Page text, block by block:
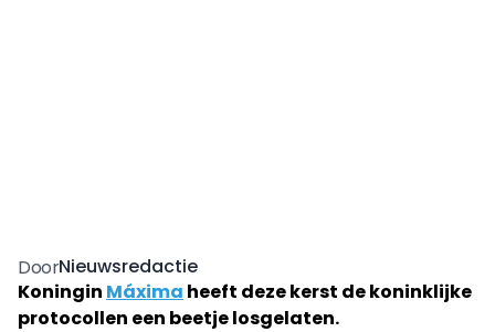
DoorNieuwsredactie
Koningin Máxima heeft deze kerst de koninklijke
protocollen een beetje losgelaten.